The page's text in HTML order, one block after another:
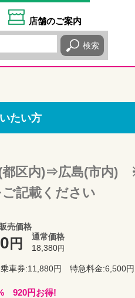
店舗のご案内
検索
たい方
(都区内)⇒広島(市内)
記載ください
売価格
円
通常価格
18,380円
乗車券:11,880円 特急料金:6,500
920円お得!